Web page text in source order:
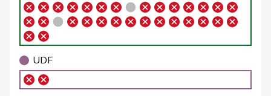
Büchel
Roland
Rino
UDC V SG
Buffat Michaël UDC V
VD
Bühler
Manfred UDC V
BE
UDF